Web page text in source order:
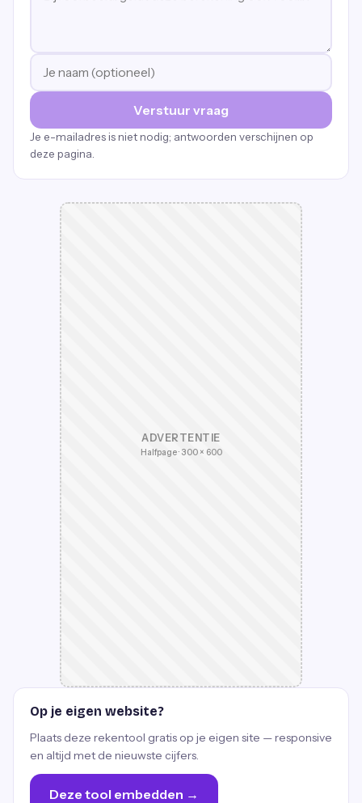
Verstuur vraag
Je e-mailadres is niet nodig; antwoorden verschijnen op
deze pagina.
ADVERTENTIE
Halfpage · 300 × 600
Op je eigen website?
Plaats deze rekentool gratis op je eigen site — responsive
en altijd met de nieuwste cijfers.
Deze tool embedden →